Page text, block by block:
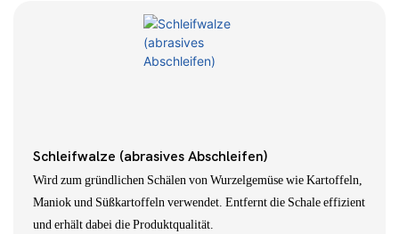
Schleifwalze (abrasives Abschleifen)
Wird zum gründlichen Schälen von Wurzelgemüse wie Kartoffeln,
Maniok und Süßkartoffeln verwendet. Entfernt die Schale effizient
und erhält dabei die Produktqualität.